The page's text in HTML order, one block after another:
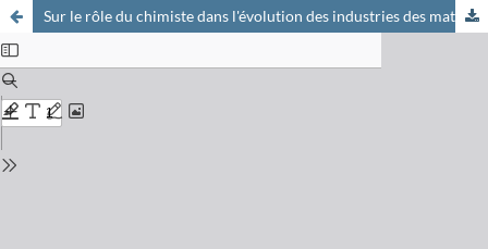
Sur le rôle du chimiste dans l'évolution des industries des matières premières odorantes